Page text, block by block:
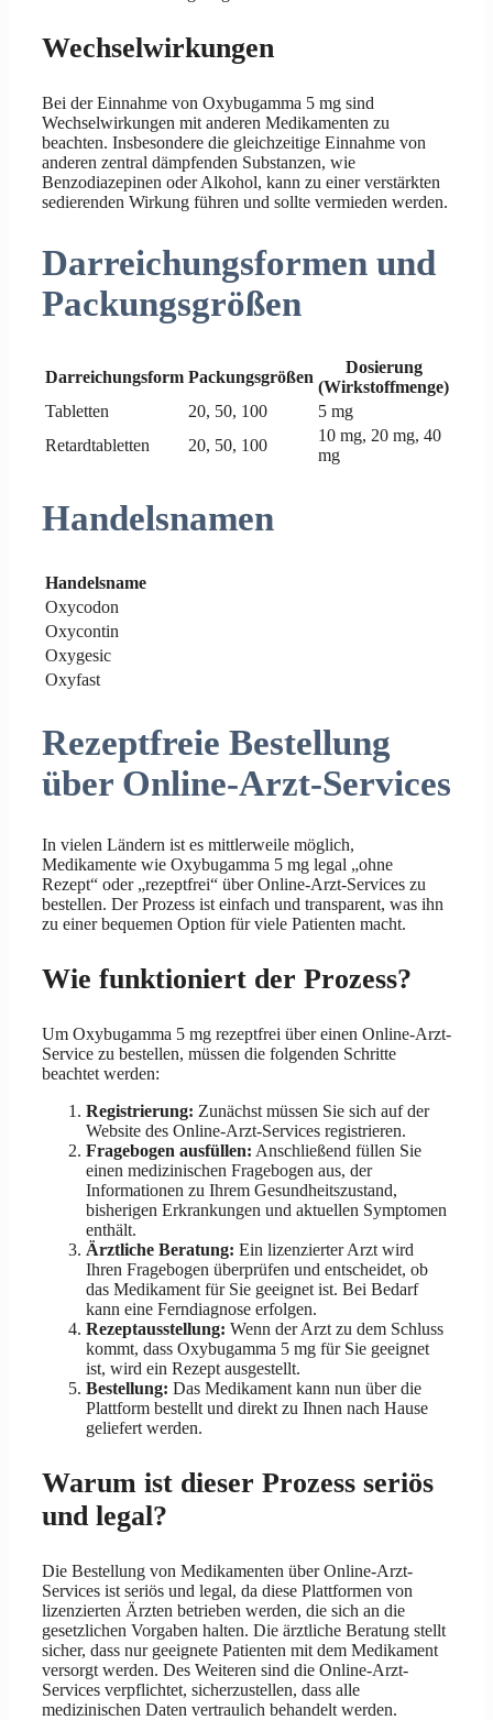
Wechselwirkungen
Bei der Einnahme von Oxybugamma 5 mg sind
Wechselwirkungen mit anderen Medikamenten zu
beachten. Insbesondere die gleichzeitige Einnahme von
anderen zentral dämpfenden Substanzen, wie
Benzodiazepinen oder Alkohol, kann zu einer verstärkten
sedierenden Wirkung führen und sollte vermieden werden.
Darreichungsformen und
Packungsgrößen
Darreichungsform Packungsgrößen
Dosierung
(Wirkstoffmenge)
Tabletten
20, 50, 100
5 mg
Retardtabletten
20, 50, 100
10 mg, 20 mg, 40
mg
Handelsnamen
Handelsname
Oxycodon
Oxycontin
Oxygesic
Oxyfast
Rezeptfreie Bestellung
über Online-Arzt-Services
In vielen Ländern ist es mittlerweile möglich,
Medikamente wie Oxybugamma 5 mg legal „ohne
Rezept“ oder „rezeptfrei“ über Online-Arzt-Services zu
bestellen. Der Prozess ist einfach und transparent, was ihn
zu einer bequemen Option für viele Patienten macht.
Wie funktioniert der Prozess?
Um Oxybugamma 5 mg rezeptfrei über einen Online-Arzt-
Service zu bestellen, müssen die folgenden Schritte
beachtet werden:
Registrierung: Zunächst müssen Sie sich auf der
Website des Online-Arzt-Services registrieren.
Fragebogen ausfüllen: Anschließend füllen Sie
einen medizinischen Fragebogen aus, der
Informationen zu Ihrem Gesundheitszustand,
bisherigen Erkrankungen und aktuellen Symptomen
enthält.
Ärztliche Beratung: Ein lizenzierter Arzt wird
Ihren Fragebogen überprüfen und entscheidet, ob
das Medikament für Sie geeignet ist. Bei Bedarf
kann eine Ferndiagnose erfolgen.
Rezeptausstellung: Wenn der Arzt zu dem Schluss
kommt, dass Oxybugamma 5 mg für Sie geeignet
ist, wird ein Rezept ausgestellt.
Bestellung: Das Medikament kann nun über die
Plattform bestellt und direkt zu Ihnen nach Hause
geliefert werden.
Warum ist dieser Prozess seriös
und legal?
Die Bestellung von Medikamenten über Online-Arzt-
Services ist seriös und legal, da diese Plattformen von
lizenzierten Ärzten betrieben werden, die sich an die
gesetzlichen Vorgaben halten. Die ärztliche Beratung stellt
sicher, dass nur geeignete Patienten mit dem Medikament
versorgt werden. Des Weiteren sind die Online-Arzt-
Services verpflichtet, sicherzustellen, dass alle
medizinischen Daten vertraulich behandelt werden.